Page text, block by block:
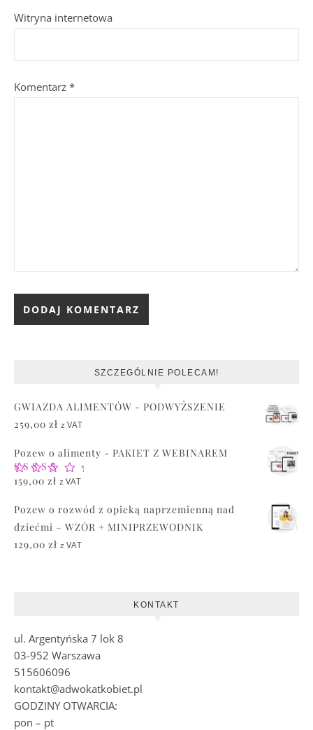
Witryna internetowa
Komentarz *
SZCZEGÓLNIE POLECAM!
GWIAZDA ALIMENTÓW - PODWYŻSZENIE
259,00 zł z VAT
Pozew o alimenty - PAKIET Z WEBINAREM
Oceniono
5.00
159,00 zł z VAT
Pozew o rozwód z opieką naprzemienną nad
dziećmi – WZÓR + MINIPRZEWODNIK
129,00 zł z VAT
KONTAKT
ul. Argentyńska 7 lok 8
03-952 Warszawa
515606096
kontakt@adwokatkobiet.pl
GODZINY OTWARCIA:
pon – pt